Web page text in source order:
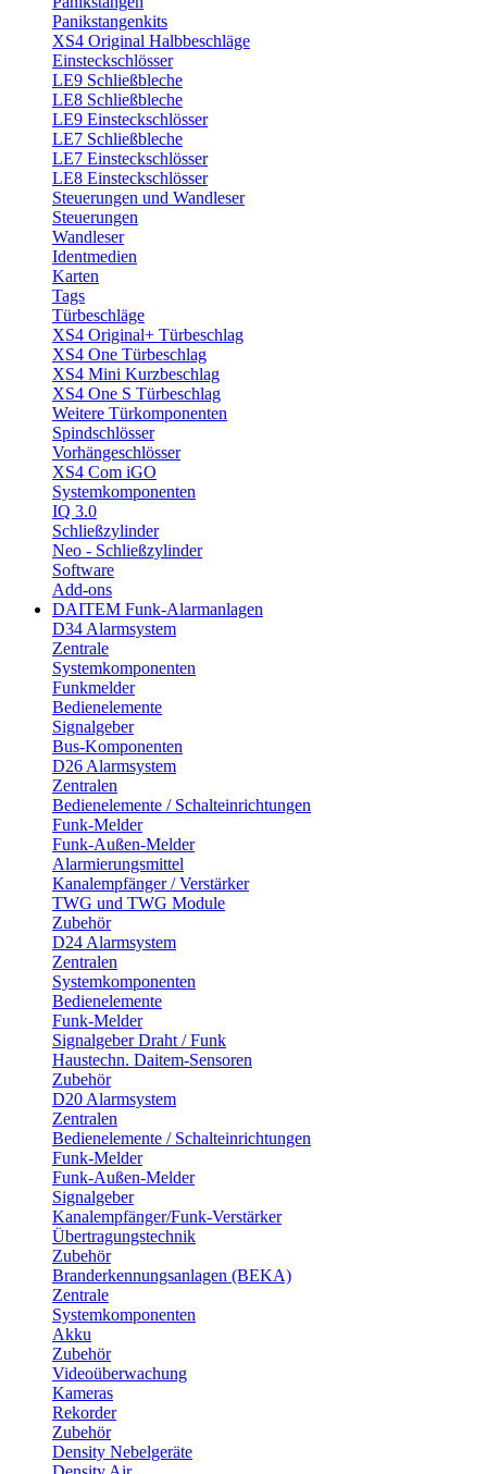
Panikstangenkits
XS4 Original Halbbeschläge
Einsteckschlösser
LE9 Schließbleche
LE8 Schließbleche
LE9 Einsteckschlösser
LE7 Schließbleche
LE7 Einsteckschlösser
LE8 Einsteckschlösser
Steuerungen und Wandleser
Steuerungen
Wandleser
Identmedien
Karten
Tags
Türbeschläge
XS4 Original+ Türbeschlag
XS4 One Türbeschlag
XS4 Mini Kurzbeschlag
XS4 One S Türbeschlag
Weitere Türkomponenten
Spindschlösser
Vorhängeschlösser
XS4 Com iGO
Systemkomponenten
IQ 3.0
Schließzylinder
Neo - Schließzylinder
Software
Add-ons
DAITEM Funk-Alarmanlagen
D34 Alarmsystem
Zentrale
Systemkomponenten
Funkmelder
Bedienelemente
Signalgeber
Bus-Komponenten
D26 Alarmsystem
Zentralen
Bedienelemente / Schalteinrichtungen
Funk-Melder
Funk-Außen-Melder
Alarmierungsmittel
Kanalempfänger / Verstärker
TWG und TWG Module
Zubehör
D24 Alarmsystem
Zentralen
Systemkomponenten
Bedienelemente
Funk-Melder
Signalgeber Draht / Funk
Haustechn. Daitem-Sensoren
Zubehör
D20 Alarmsystem
Zentralen
Bedienelemente / Schalteinrichtungen
Funk-Melder
Funk-Außen-Melder
Signalgeber
Kanalempfänger/Funk-Verstärker
Übertragungstechnik
Zubehör
Branderkennungsanlagen (BEKA)
Zentrale
Systemkomponenten
Akku
Zubehör
Videoüberwachung
Kameras
Rekorder
Zubehör
Density Nebelgeräte